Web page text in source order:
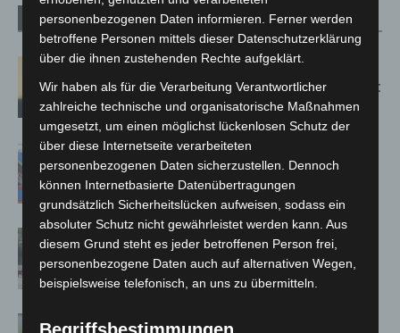
Verwandte Artikel Mehr vom Autor
Hannover: Erste Tigermücken-
Population in Niedersachsen entdeckt
Mann läuft mit Hockeyschläger über
A7 – Polizei sucht Zeugen
Gasleitung bei McDonald’s-Umbau in
Langenhagen beschädigt
Langenhagen: Autofahrer mit 3,17
personenbezogenen Daten informieren. Ferner werden
betroffene Personen mittels dieser Datenschutzerklärung
über die ihnen zustehenden Rechte aufgeklärt.
Wir haben als für die Verarbeitung Verantwortlicher
zahlreiche technische und organisatorische Maßnahmen
umgesetzt, um einen möglichst lückenlosen Schutz der
über diese Internetseite verarbeiteten
personenbezogenen Daten sicherzustellen. Dennoch
können Internetbasierte Datenübertragungen
grundsätzlich Sicherheitslücken aufweisen, sodass ein
absoluter Schutz nicht gewährleistet werden kann. Aus
diesem Grund steht es jeder betroffenen Person frei,
personenbezogene Daten auch auf alternativen Wegen,
beispielsweise telefonisch, an uns zu übermitteln.